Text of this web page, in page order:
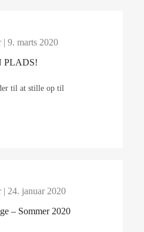
| 9. marts 2020
PLADS!
til at stille op til
| 24. januar 2020
– Sommer 2020